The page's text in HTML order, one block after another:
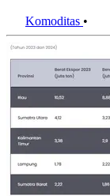
Komoditas •